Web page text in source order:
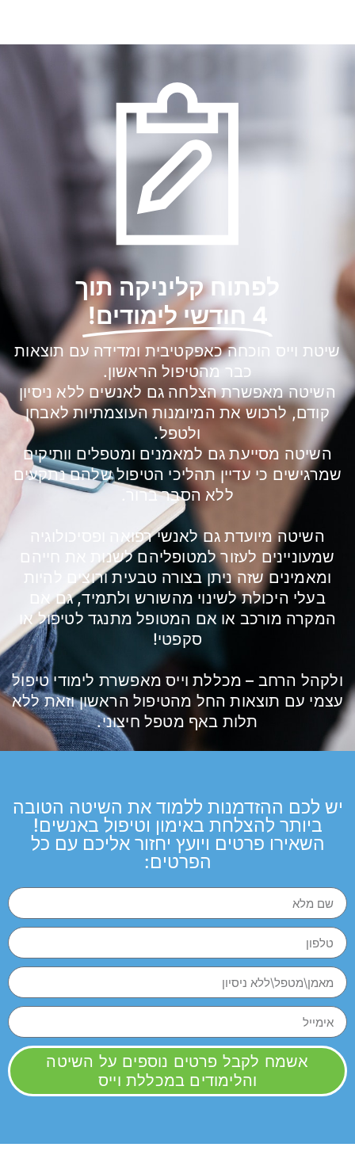
לפתוח קליניקה תוך
4 חודשי לימודים!
שיטת וייס הוכחה כאפקטיבית ומדידה עם תוצאות
כבר מהטיפול הראשון.
השיטה מאפשרת הצלחה גם לאנשים ללא ניסיון
קודם, לרכוש את המיומנות העוצמתיות לאבחן
ולטפל.
השיטה מסייעת גם למאמנים ומטפלים וותיקים
שמרגישים כי עדיין תהליכי הטיפול שלהם נתקעים
ללא הסבר ברור.
השיטה מיועדת גם לאנשי רפואה ופסיכולוגיה
שמעוניינים לעזור למטופליהם לשנות את חייהם
ומאמינים שזה ניתן בצורה טבעית ורוצים להיות
בעלי היכולת לשינוי מהשורש ולתמיד, גם אם
המקרה מורכב או אם המטופל מתנגד לטיפול או
סקפטי!
ולקהל הרחב – מכללת וייס מאפשרת לימודי טיפול
עצמי עם תוצאות החל מהטיפול הראשון וזאת ללא
תלות באף מטפל חיצוני.
יש לכם ההזדמנות ללמוד את השיטה הטובה
ביותר להצלחת באימון וטיפול באנשים!
השאירו פרטים ויועץ יחזור אליכם עם כל
הפרטים:
אשמח לקבל פרטים נוספים על השיטה
והלימודים במכללת וייס